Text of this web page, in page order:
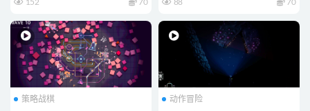
152 70 88 70
策略战棋 动作冒险